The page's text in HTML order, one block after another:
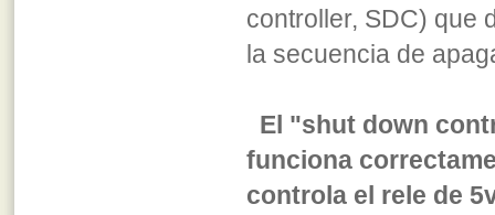
controller, SDC) que
la secuencia de
El "shut down
funciona
controla el rele de